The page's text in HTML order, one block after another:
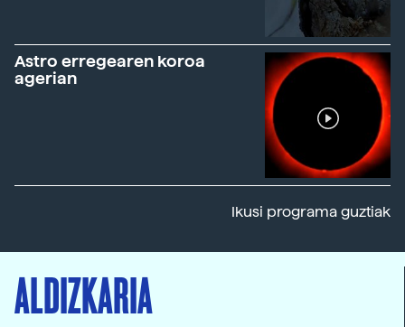
Astro erregearen koroa
agerian
Ikusi programa guztiak
ALDIZKARIA